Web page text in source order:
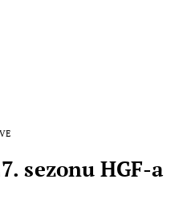
sezonu HGF-a